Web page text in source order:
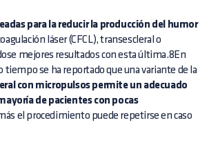
para la reducir la producción del humor
láser (CFCL), transescleral o
mejores resultados con esta última.8En
tiempo se ha reportado que una variante de la
con micropulsos permite un adecuado
de pacientes con pocas
el procedimiento puede repetirse en caso